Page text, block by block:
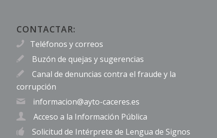
CONTACTAR:
Teléfonos y correos
Buzón de quejas y sugerencias
Canal de denuncias contra el fraude y la
corrupción
informacion@ayto-caceres.es
Acceso a la Información Pública
Solicitud de Intérprete de Lengua de Signos